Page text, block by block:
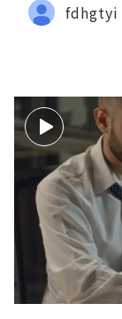
fdhgtyi